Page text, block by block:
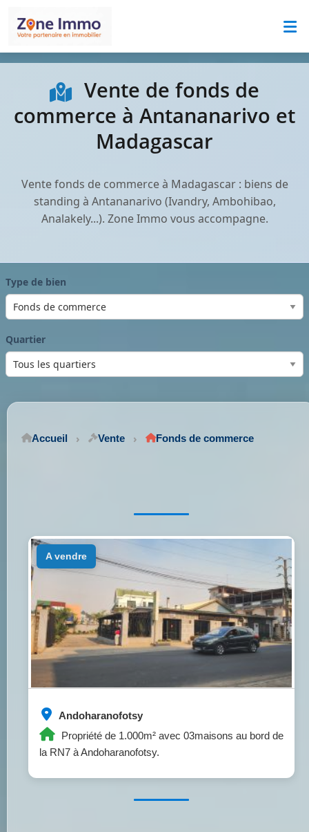
Vente de fonds de
commerce à Antananarivo et
Madagascar
Vente fonds de commerce à Madagascar : biens de
standing à Antananarivo (Ivandry, Ambohibao,
Analakely...). Zone Immo vous accompagne.
Type de bien
Quartier
Accueil Vente Fonds de commerce
Andoharanofotsy
Propriété de 1.000m² avec 03maisons au bord de
la RN7 à Andoharanofotsy.
a vendre